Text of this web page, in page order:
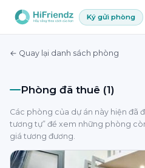
Ký gửi phòng
← Quay lại danh sách phòng
Phòng đã thuê (1)
Các phòng của dự án này hiện đã
tương tự” để xem những phòng
giá tương đương.